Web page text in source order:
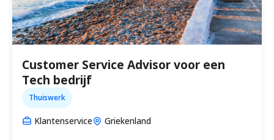
Customer Service Advisor voor een
Tech bedrijf
Thuiswerk
Klantenservice Griekenland